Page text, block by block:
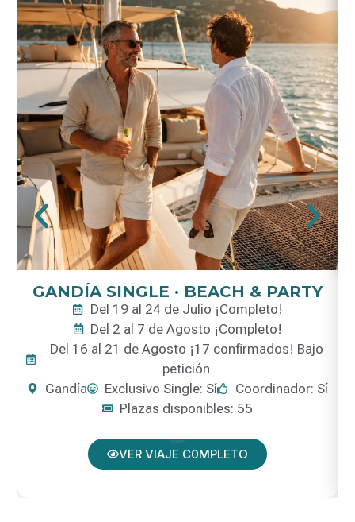
GANDÍA SINGLE · BEACH & PARTY
Del 19 al 24 de Julio ¡Completo!
Del 2 al 7 de Agosto ¡Completo!
Del 16 al 21 de Agosto ¡17 confirmados! Bajo
petición
Gandía
Exclusivo Single: Sí
Coordinador: Sí
Plazas disponibles: 55
VER VIAJE C0MPLETO